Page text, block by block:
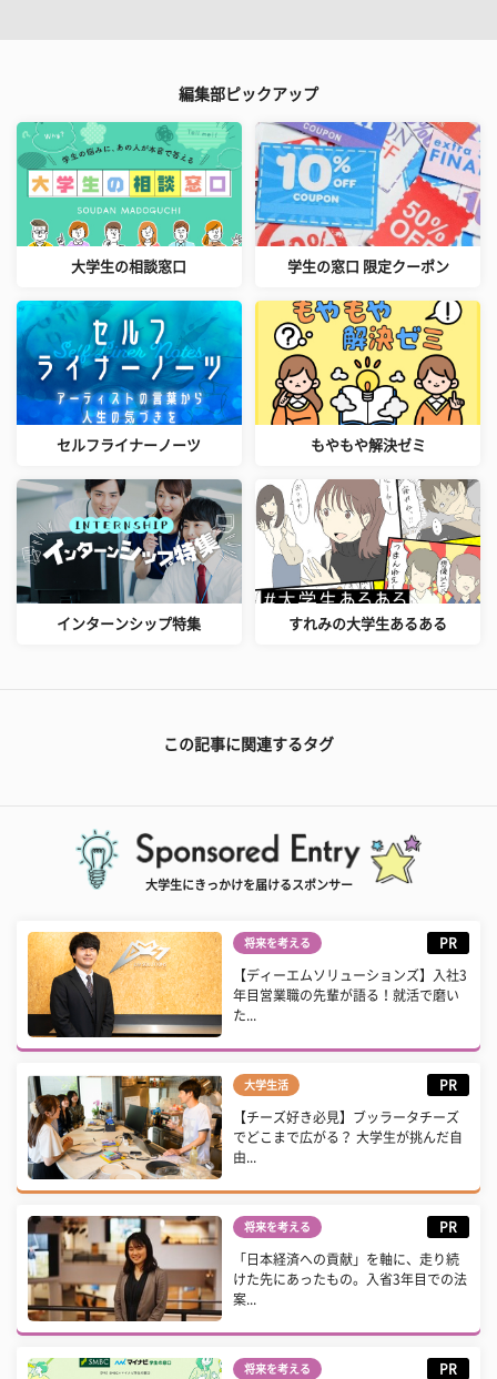
編集部ピックアップ
大学生の相談窓口 学生の窓口 限定クーポン
セルフライナーノーツ もやもや解決ゼミ
インターンシップ特集 すれみの大学生あるある
この記事に関連するタグ
大学生にきっかけを届けるスポンサー
将来を考える PR
【ディーエムソリューションズ】入社3
年目営業職の先輩が語る！就活で磨い
た...
大学生活 PR
【チーズ好き必見】ブッラータチーズ
でどこまで広がる？ 大学生が挑んだ自
由...
将来を考える PR
「日本経済への貢献」を軸に、走り続
けた先にあったもの。入省3年目での法
案...
将来を考える PR